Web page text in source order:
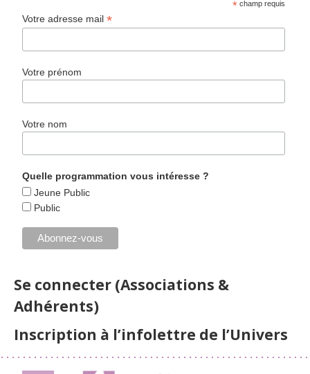
* champ requis
Votre adresse mail*
Votre prénom
Votre nom
Quelle programmation vous intéresse ?
Jeune Public
Public
Se connecter (Associations &
Adhérents)
Inscription à l’infolettre de l’Univers